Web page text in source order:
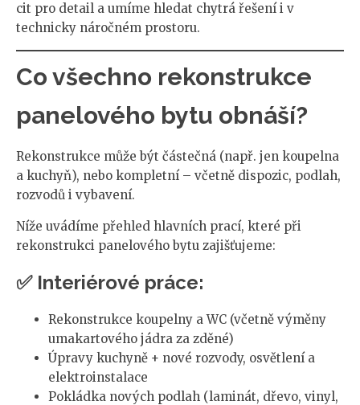
cit pro detail a umíme hledat chytrá řešení i v
technicky náročném prostoru.
Co všechno rekonstrukce
panelového bytu obnáší?
Rekonstrukce může být částečná (např. jen koupelna
a kuchyň), nebo kompletní – včetně dispozic, podlah,
rozvodů i vybavení.
Níže uvádíme přehled hlavních prací, které při
rekonstrukci panelového bytu zajišťujeme:
✅ Interiérové práce:
Rekonstrukce koupelny a WC (včetně výměny
umakartového jádra za zděné)
Úpravy kuchyně + nové rozvody, osvětlení a
elektroinstalace
Pokládka nových podlah (laminát, dřevo, vinyl,